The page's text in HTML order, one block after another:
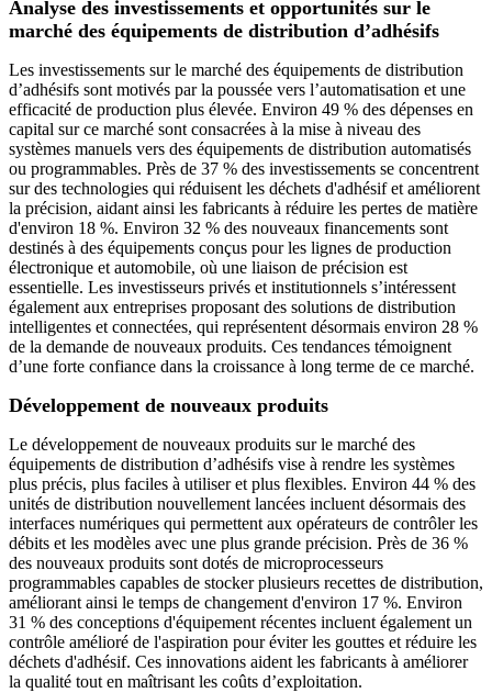
Analyse des investissements et opportunités sur le
marché des équipements de distribution d’adhésifs
Les investissements sur le marché des équipements de distribution
d’adhésifs sont motivés par la poussée vers l’automatisation et une
efficacité de production plus élevée. Environ 49 % des dépenses en
capital sur ce marché sont consacrées à la mise à niveau des
systèmes manuels vers des équipements de distribution automatisés
ou programmables. Près de 37 % des investissements se concentrent
sur des technologies qui réduisent les déchets d'adhésif et améliorent
la précision, aidant ainsi les fabricants à réduire les pertes de matière
d'environ 18 %. Environ 32 % des nouveaux financements sont
destinés à des équipements conçus pour les lignes de production
électronique et automobile, où une liaison de précision est
essentielle. Les investisseurs privés et institutionnels s’intéressent
également aux entreprises proposant des solutions de distribution
intelligentes et connectées, qui représentent désormais environ 28 %
de la demande de nouveaux produits. Ces tendances témoignent
d’une forte confiance dans la croissance à long terme de ce marché.
Développement de nouveaux produits
Le développement de nouveaux produits sur le marché des
équipements de distribution d’adhésifs vise à rendre les systèmes
plus précis, plus faciles à utiliser et plus flexibles. Environ 44 % des
unités de distribution nouvellement lancées incluent désormais des
interfaces numériques qui permettent aux opérateurs de contrôler les
débits et les modèles avec une plus grande précision. Près de 36 %
des nouveaux produits sont dotés de microprocesseurs
programmables capables de stocker plusieurs recettes de distribution,
améliorant ainsi le temps de changement d'environ 17 %. Environ
31 % des conceptions d'équipement récentes incluent également un
contrôle amélioré de l'aspiration pour éviter les gouttes et réduire les
déchets d'adhésif. Ces innovations aident les fabricants à améliorer
la qualité tout en maîtrisant les coûts d’exploitation.